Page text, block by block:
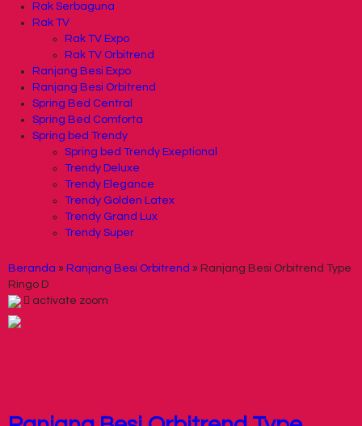
Rak Serbaguna
Rak TV
Rak TV Expo
Rak TV Orbitrend
Ranjang Besi Expo
Ranjang Besi Orbitrend
Spring Bed Central
Spring Bed Comforta
Spring bed Trendy
Spring bed Trendy Exeptional
Trendy Deluxe
Trendy Elegance
Trendy Golden Latex
Trendy Grand Lux
Trendy Super
Beranda » Ranjang Besi Orbitrend » Ranjang Besi Orbitrend Type
Ringo D
activate zoom